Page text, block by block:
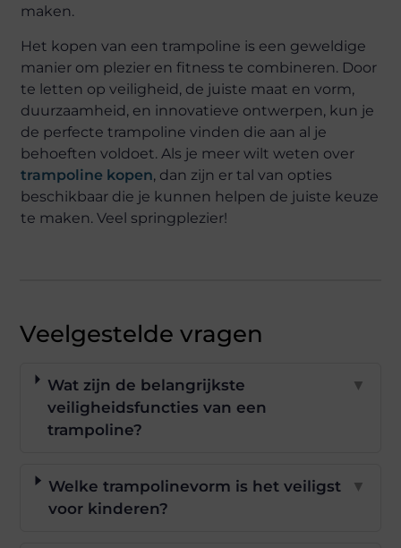
maken.
Het kopen van een trampoline is een geweldige
manier om plezier en fitness te combineren. Door
te letten op veiligheid, de juiste maat en vorm,
duurzaamheid, en innovatieve ontwerpen, kun je
de perfecte trampoline vinden die aan al je
behoeften voldoet. Als je meer wilt weten over
trampoline kopen, dan zijn er tal van opties
beschikbaar die je kunnen helpen de juiste keuze
te maken. Veel springplezier!
Veelgestelde vragen
Wat zijn de belangrijkste
veiligheidsfuncties van een
trampoline?
▼
Welke trampolinevorm is het veiligst
voor kinderen?
▼